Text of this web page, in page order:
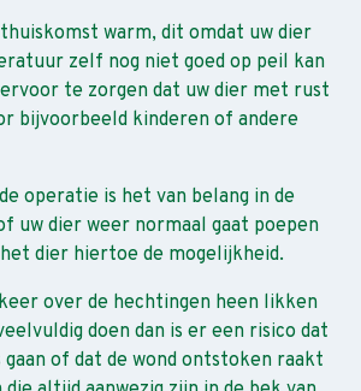
warm, dit omdat uw dier
zelf nog niet goed op peil kan
te zorgen dat uw dier met rust
bijvoorbeeld kinderen of andere
operatie is het van belang in de
uw dier weer normaal gaat poepen
dier hiertoe de mogelijkheid.
over de hechtingen heen likken
doen dan is er een risico dat
of dat de wond ontstoken raakt